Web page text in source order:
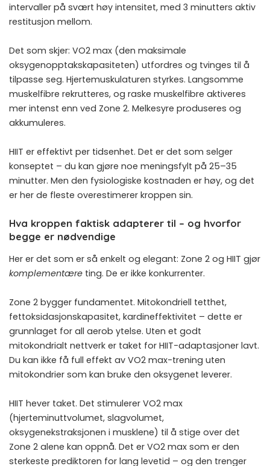
intervaller på svært høy intensitet, med 3 minutters aktiv
restitusjon mellom.
Det som skjer: VO2 max (den maksimale
oksygenopptakskapasiteten) utfordres og tvinges til å
tilpasse seg. Hjertemuskulaturen styrkes. Langsomme
muskelfibre rekrutteres, og raske muskelfibre aktiveres
mer intenst enn ved Zone 2. Melkesyre produseres og
akkumuleres.
HIIT er effektivt per tidsenhet. Det er det som selger
konseptet – du kan gjøre noe meningsfylt på 25–35
minutter. Men den fysiologiske kostnaden er høy, og det
er her de fleste overestimerer kroppen sin.
Hva kroppen faktisk adapterer til – og hvorfor
begge er nødvendige
Her er det som er så enkelt og elegant: Zone 2 og HIIT gjør
komplementære ting. De er ikke konkurrenter.
Zone 2 bygger fundamentet. Mitokondriell tetthet,
fettoksidasjonskapasitet, kardineffektivitet – dette er
grunnlaget for all aerob ytelse. Uten et godt
mitokondrialt nettverk er taket for HIIT-adaptasjoner lavt.
Du kan ikke få full effekt av VO2 max-trening uten
mitokondrier som kan bruke den oksygenet leverer.
HIIT hever taket. Det stimulerer VO2 max
(hjerteminuttvolumet, slagvolumet,
oksygenekstraksjonen i musklene) til å stige over det
Zone 2 alene kan oppnå. Det er VO2 max som er den
sterkeste prediktoren for lang levetid – og den trenger